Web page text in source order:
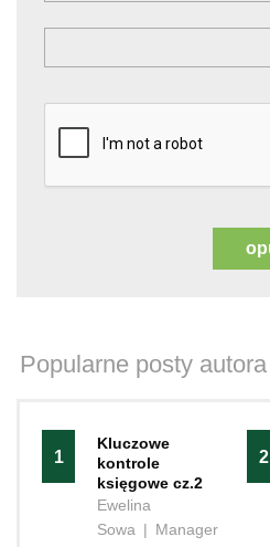
Popularne posty autora
1
Kluczowe
kontrole
księgowe cz.2
Ewelina
Sowa | Manager
2